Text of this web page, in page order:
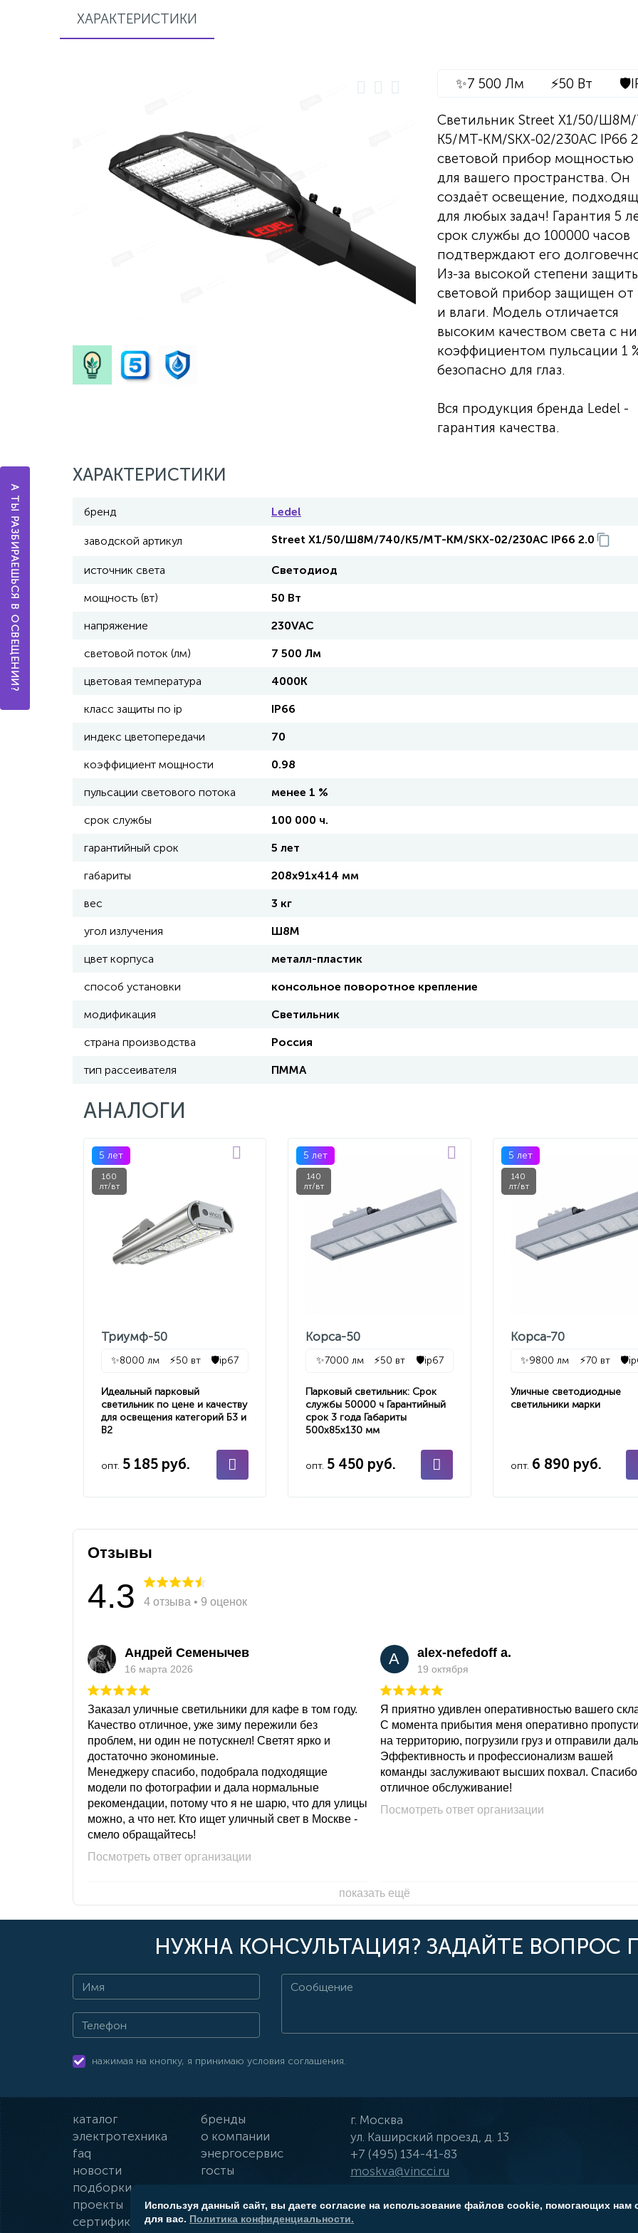
ХАРАКТЕРИСТИКИ
✨7 500 Лм ⚡50 Вт 🛡️
Светильник Street X1/50/
К5/MT-КМ/SKX-02/230AC IP66
световой прибор мощностью
для вашего пространства. Он
создаёт освещение,
для любых задач! Гарантия 5
срок службы до 100000 часов
подтверждают его
Из-за высокой степени
световой прибор защищен
и влаги. Модель отличается
высоким качеством света с
коэффициентом пульсации 1
безопасно для глаз.
Вся продукция бренда Ledel -
гарантия качества.
ХАРАКТЕРИСТИКИ
бренд Ledel
заводской артикул Street X1/50/Ш8M/740/К5/MT-КМ/SKX-02/230AC IP66 2.0
источник света Светодиод
мощность (вт) 50 Вт
напряжение 230VAC
световой поток (лм) 7 500 Лм
цветовая температура 4000К
класс защиты по ip IP66
индекс цветопередачи 70
коэффициент мощности 0.98
пульсации светового потока менее 1 %
срок службы 100 000 ч.
гарантийный срок 5 лет
габариты 208х91х414 мм
вес 3 кг
угол излучения Ш8М
цвет корпуса металл-пластик
способ установки консольное поворотное крепление
модификация Светильник
страна производства Россия
тип рассеивателя ПММА
АНАЛОГИ
5 лет
160
лт/вт
Триумф-50
✨8000 лм ⚡50 вт 🛡️ip67
Идеальный парковый
светильник по цене и качеству
для освещения категорий Б3 и
В2
опт. 5 185 руб.
5 лет
140
лт/вт
Корса-50
✨7000 лм ⚡50 вт 🛡️ip67
Парковый светильник: Срок
службы 50000 ч Гарантийный
срок 3 года Габариты
500х85х130 мм
опт. 5 450 руб.
5 лет
140
лт/вт
Корса-70
✨9800 лм ⚡70 вт 🛡️
Уличные светодиодные
светильники марки
опт. 6 890 руб.
Отзывы
4.3 4 отзыва • 9 оценок
Андрей Семенычев
16 марта 2026
Заказал уличные светильники для кафе в том году.
Качество отличное, уже зиму пережили без
проблем, ни один не потускнел! Светят ярко и
достаточно экономиные.
Менеджеру спасибо, подобрала подходящие
модели по фотографии и дала нормальные
рекомендации, потому что я не шарю, что для улицы
можно, а что нет. Кто ищет уличный свет в Москве -
смело обращайтесь!
Посмотреть ответ организации
A alex-nefedoff a.
19 октября
Я приятно удивлен оперативностью вашего
С момента прибытия меня оперативно
на территорию, погрузили груз и отправили
Эффективность и профессионализм вашей
команды заслуживают высших похвал. Спасибо
отличное обслуживание!
Посмотреть ответ организации
показать ещё
НУЖНА КОНСУЛЬТАЦИЯ? ЗАДАЙТЕ ВОПРОС
нажимая на кнопку, я принимаю условия соглашения.
каталог
бренды
электротехника
о компании
faq
энергосервис
новости
госты
подборки
оплата и доставка
проекты
гарантии
сертификаты
контакты
г. Москва
ул. Каширский проезд, д. 13
+7 (495) 134-41-83
moskva@vincci.ru
А ТЫ РАЗБИРАЕШЬСЯ В ОСВЕЩЕНИИ?
Используя данный сайт, вы даете согласие на использование файлов cookie, помогающих нам
для вас. Политика конфиденциальности.